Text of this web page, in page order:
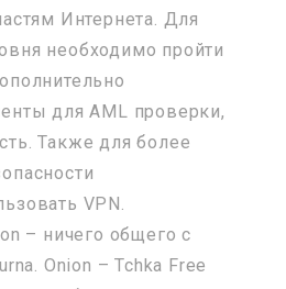
Интернета. Для
необходимо пройти
для AML проверки,
Также для более
VPN.
– ничего общего с
Onion – Tchka Free